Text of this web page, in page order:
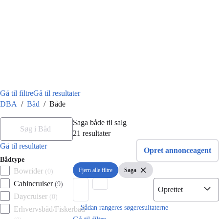
Gå til filtreGå til resultater
Du er her
DBA / Båd / Både
Filtre
Søg i Båd
Ingen resultater
Gå til resultater
Bådtype
Bowrider ( 0 )
Cabincruiser (9)
Daycruiser ( 0 )
Erhvervsbåd/Fiskerbåd
Saga både til salg
21 resultater
Opret annonceagent
Fjern alle filtre
Fjern alle filtre Vis filter
Saga Fjern Saga